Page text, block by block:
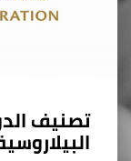
تصنيف